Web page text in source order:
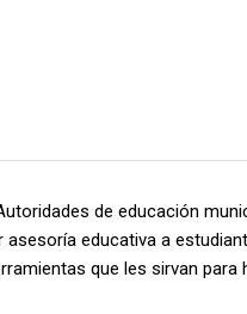
de educación
asesoría educativa a
que les sirvan para